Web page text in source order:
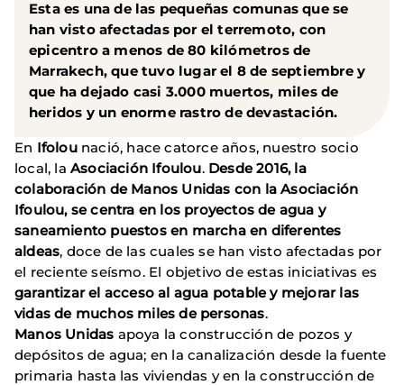
Esta es una de las pequeñas comunas que se
han visto afectadas por el terremoto, con
epicentro a menos de 80 kilómetros de
Marrakech, que tuvo lugar el 8 de septiembre y
que ha dejado casi 3.000 muertos, miles de
heridos y un enorme rastro de devastación.
En Ifolou nació, hace catorce años, nuestro socio
local, laAsociación Ifoulou. Desde 2016, la
colaboración de Manos Unidas con la Asociación
Ifoulou, se centra en los proyectos de agua y
saneamiento puestos en marcha en diferentes
aldeas, doce de las cuales se han visto afectadas por
el reciente seísmo. El objetivo de estas iniciativas es
garantizar el acceso al agua potable y mejorar las
vidas de muchos miles de personas.
Manos Unidas apoya la construcción de pozos y
depósitos de agua; en la canalización desde la fuente
primaria hasta las viviendas y en la construcción de